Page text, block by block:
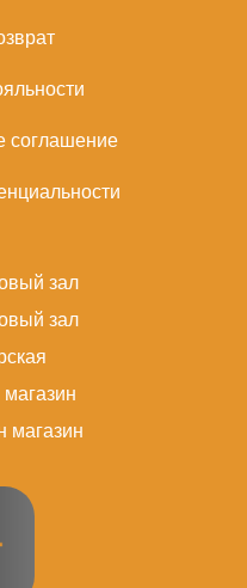
соглашение
зал
зал
магазин